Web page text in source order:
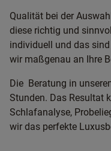
Qualität bei der
diese richtig und
individuell und das
wir maßgenau an Ihre
Die Beratung in
Stunden. Das Resultat
Schlafanalyse,
wir das perfekte